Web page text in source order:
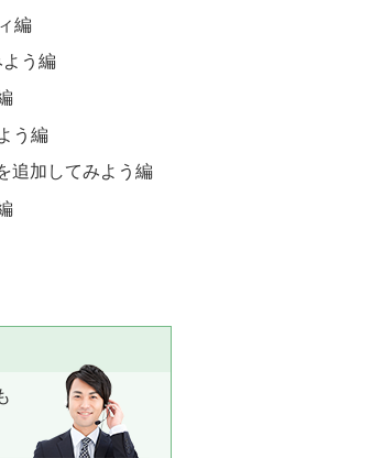
編
う編
う編
追加してみよう編